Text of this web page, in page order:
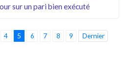
sur un pari bien exécuté
4 5 6 7 8 9 Dernier